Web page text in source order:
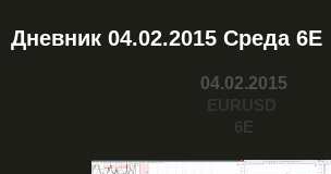
Дневник 04.02.2015 Среда 6Е
04.02.2015
EURUSD
6Е